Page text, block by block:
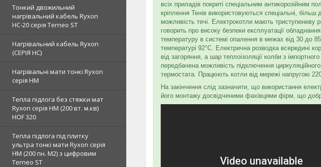
Тонкий двожильний
нагрівальний кабель Ryxon
HC-20 серія Terneo ST
Нагрівальний кабель Ryxon
(СЕРІЯ НС)
Нагрівальні мати тонкі Ryxon
серія НМ
Тепла підлога без стяжки мат
Ryxon серія НМ (200 вт. м.кв)
HOF 320
Тепла підлога під плитку
ультра тонкі мати Ryxon серія
НМ (200 пн. М2) з цифровим
Terneo ST
всіх приладів покриті спеціальним
кріплення Тенів використовуються спеціальні,
можливість течі. Електрокотли мають триступеневу
говорить про високу безпеки експлуатації
температуру в системі опалення в межах від 30 до
температурі 92°С. Електрична розводка всередині
від загоряння, а шар теплоізоляції колби з
передбачена можливість підключення
термостата. Працюють котли від мережі напругою
На закінчення слід зазначити, що використання
його монтажу досвідченими фахівцями фірм, що